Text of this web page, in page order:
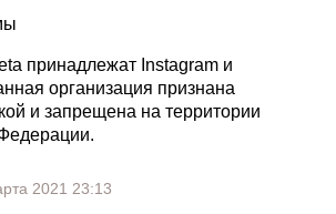
принадлежат Instagram и
организация признана
и запрещена на территории
2021 23:13